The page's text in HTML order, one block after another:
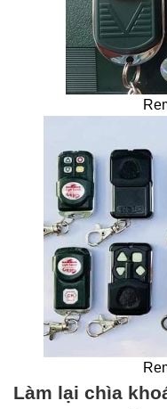
Làm lại chìa